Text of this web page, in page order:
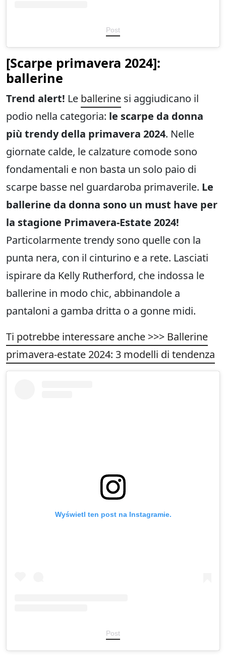
Post
[Scarpe primavera 2024]:
ballerine
Trend alert! Le ballerine si aggiudicano il
podio nella categoria: le scarpe da donna
più trendy della primavera 2024. Nelle
giornate calde, le calzature comode sono
fondamentali e non basta un solo paio di
scarpe basse nel guardaroba primaverile. Le
ballerine da donna sono un must have per
la stagione Primavera-Estate 2024!
Particolarmente trendy sono quelle con la
punta nera, con il cinturino e a rete. Lasciati
ispirare da Kelly Rutherford, che indossa le
ballerine in modo chic, abbinandole a
pantaloni a gamba dritta o a gonne midi.
Ti potrebbe interessare anche >>> Ballerine
primavera-estate 2024: 3 modelli di tendenza
Wyświetl ten post na Instagramie.
Post